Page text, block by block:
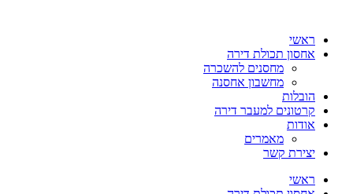
ראשי
אחסון תכולת דירה
מחסנים להשכרה
מחשבון אחסנה
הובלות
קרטונים למעבר דירה
אודות
מאמרים
יצירת קשר
ראשי